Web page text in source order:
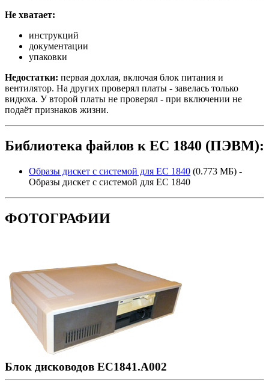
Не хватает:
инструкций
документации
упаковки
Недостатки: первая дохлая, включая блок питания и
вентилятор. На других проверял платы - завелась только
видюха. У второй платы не проверял - при включении не
подаёт признаков жизни.
Библиотека файлов к ЕС 1840 (ПЭВМ):
Образы дискет с системой для ЕС 1840 (0.773 МБ) -
Образы дискет с системой для ЕС 1840
ФОТОГРАФИИ
Блок дисководов ЕС1841.А002